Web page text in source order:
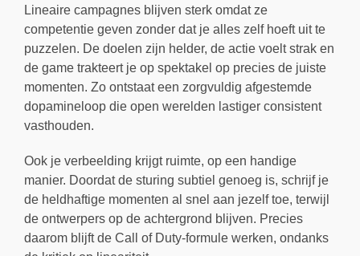
Lineaire campagnes blijven sterk omdat ze
competentie geven zonder dat je alles zelf hoeft uit te
puzzelen. De doelen zijn helder, de actie voelt strak en
de game trakteert je op spektakel op precies de juiste
momenten. Zo ontstaat een zorgvuldig afgestemde
dopamineloop die open werelden lastiger consistent
vasthouden.
Ook je verbeelding krijgt ruimte, op een handige
manier. Doordat de sturing subtiel genoeg is, schrijf je
de heldhaftige momenten al snel aan jezelf toe, terwijl
de ontwerpers op de achtergrond blijven. Precies
daarom blijft de Call of Duty-formule werken, ondanks